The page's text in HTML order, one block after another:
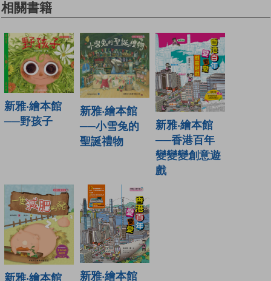
相關書籍
新雅‧繪本館
──野孩子
新雅‧繪本館
──小雪兔的
聖誕禮物
新雅‧繪本館
──香港百年
變變變創意遊
戲
新雅‧繪本館 新雅‧繪本館